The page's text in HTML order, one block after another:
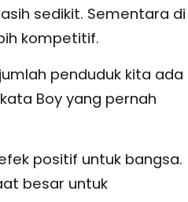
sedikit. Sementara di
kompetitif.
penduduk kita ada
Boy yang pernah
positif untuk bangsa.
besar untuk